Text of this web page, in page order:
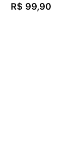
R$ 99,90
Sobre a duloren